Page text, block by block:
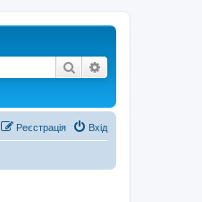
Пошук
Вхід
Реєстрація